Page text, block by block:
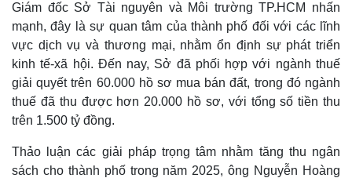
Khởi nghiệp
Tiêu dùng
Tỷ giá
Chứng khoán
Giá cà phê
Giám đốc Sở Tài nguyên và Môi trường TP.HCM nhấn
mạnh, đây là sự quan tâm của thành phố đối với các lĩnh
vực dịch vụ và thương mại, nhằm ổn định sự phát triển
kinh tế-xã hội. Đến nay, Sở đã phối hợp với ngành thuế
giải quyết trên 60.000 hồ sơ mua bán đất, trong đó ngành
thuế đã thu được hơn 20.000 hồ sơ, với tổng số tiền thu
trên 1.500 tỷ đồng.
Thảo luận các giải pháp trọng tâm nhằm tăng thu ngân
sách cho thành phố trong năm 2025, ông Nguyễn Hoàng